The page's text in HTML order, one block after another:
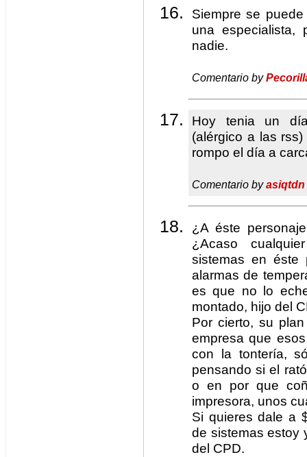
Siempre se
una especialista,
nadie.
Comentario by
Hoy tenia un
(alérgico a las
rompo el día a
Comentario byasiqtdn
¿A éste
¿Acaso
sistemas en éste
alarmas de
es que no lo
montado, hijo del
Por cierto, su
empresa que
con la tontería,
pensando si el
o en por que
impresora, unos
Si quieres dale a
de sistemas estoy
del CPD.